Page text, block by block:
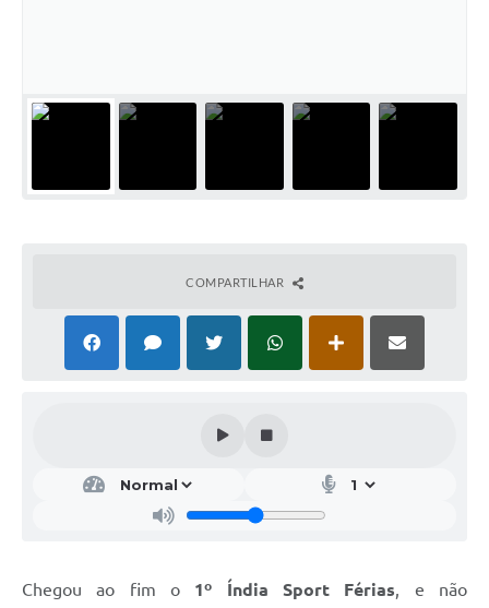
Contas Públicas
COMPARTILHAR
Chegou ao fim o 1º Índia Sport Férias , e não